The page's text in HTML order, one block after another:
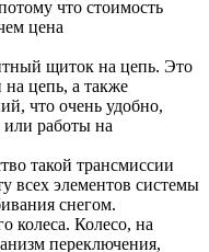
что стоимость
цена
щиток на цепь. Это
на цепь, а также
что очень удобно,
или работы на
такой трансмиссии
всех элементов системы
снегом.
колеса. Колесо, на
переключения,